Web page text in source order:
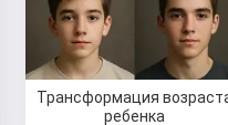
Трансформация
ребенка